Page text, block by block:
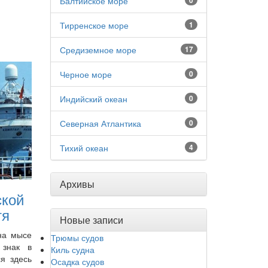
мысе
в
здесь
1
Тирренское море
17
Средиземное море
0
Черное море
0
Индийский океан
0
Северная Атлантика
4
Тихий океан
Архивы
Новые записи
Трюмы судов
Киль судна
Осадка судов